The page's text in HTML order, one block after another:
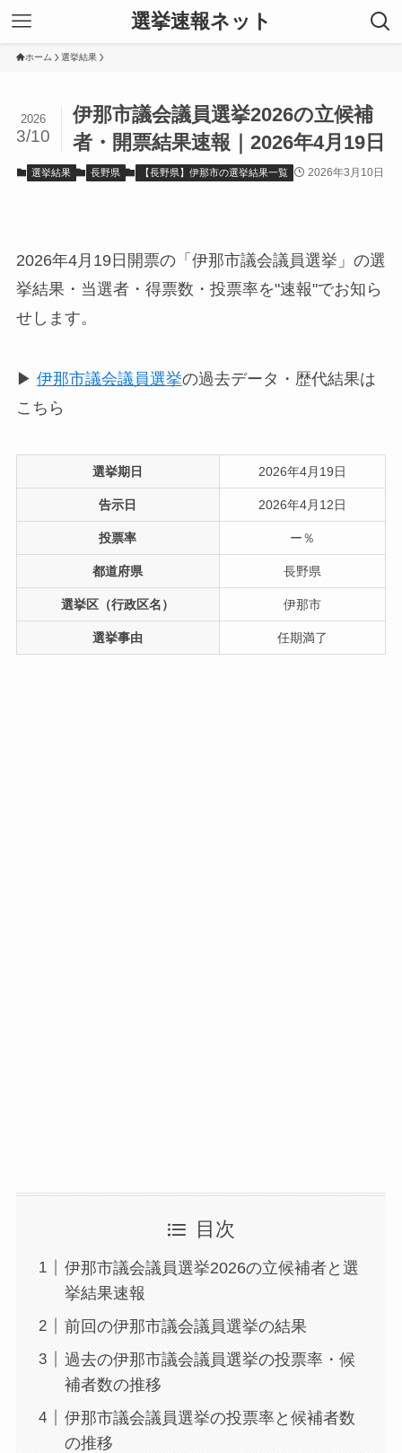
選挙速報ネット
ホーム 選挙結果
伊那市議会議員選挙2026の立候補
者・開票結果速報｜2026年4月19日
2026
3/10
選挙結果 長野県 【長野県】伊那市の選挙結果一覧 2026年3月10日
2026年4月19日開票の「伊那市議会議員選挙」の選
挙結果・当選者・得票数・投票率を"速報"でお知ら
せします。
▶ 伊那市議会議員選挙の過去データ・歴代結果は
こちら
選挙期日 2026年4月19日
告示日 2026年4月12日
投票率 ー％
都道府県 長野県
選挙区（行政区名） 伊那市
選挙事由 任期満了
目次
伊那市議会議員選挙2026の立候補者と選
挙結果速報
前回の伊那市議会議員選挙の結果
過去の伊那市議会議員選挙の投票率・候
補者数の推移
伊那市議会議員選挙の投票率と候補者数
の推移